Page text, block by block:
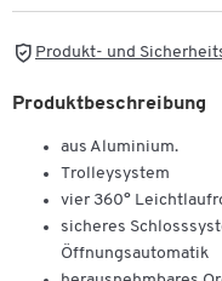
Produkt- und
Produktbeschreibung
aus Aluminium.
Trolleysystem
vier 360°
sicheres
Öffnungsautomatik